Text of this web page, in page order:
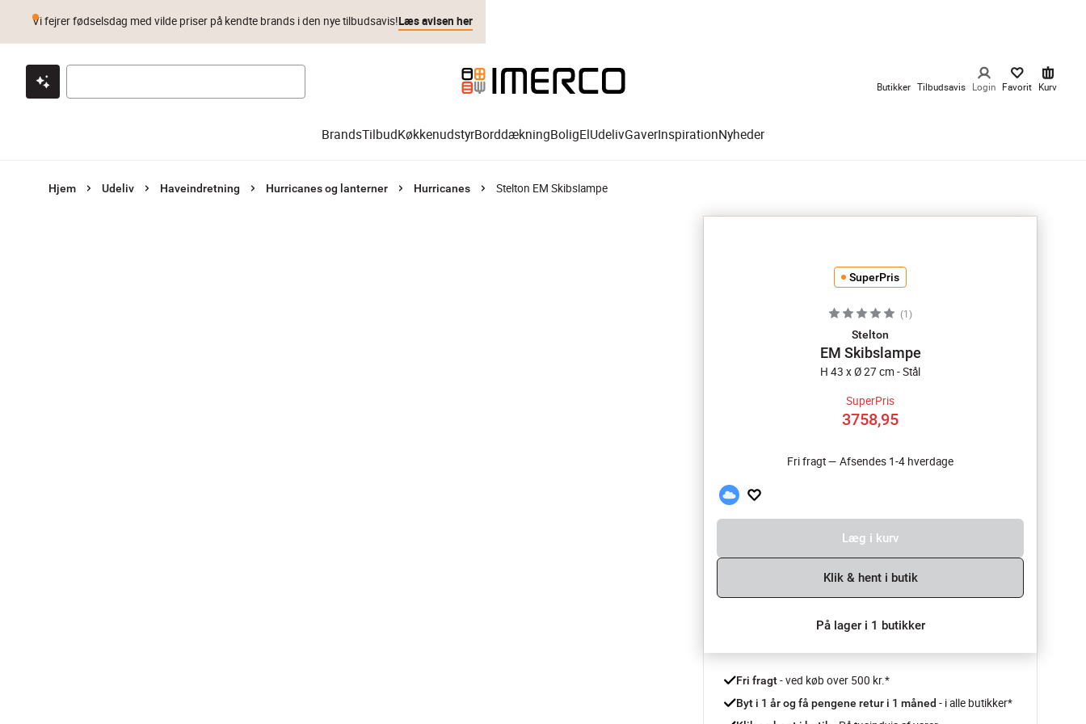
Klik & hent Byt i 1 år Prismatch
Vi fejrer fødselsdag med vilde priser på kendte brands i den nye tilbudsavis!Læs avisen her
Butikker Tilbudsavis Login Favorit Kurv
BrandsTilbudKøkkenudstyrBorddækningBoligElUdelivGaverInspirationNyheder
Hjem Udeliv Haveindretning Hurricanes og lanterner Hurricanes Stelton EM Skibslampe
SuperPris
(1 )
Stelton
EM Skibslampe
H 43 x Ø 27 cm - Stål
SuperPris
3758,95
Fri fragt — Afsendes 1-4 hverdage
Læg i kurv
Klik & hent i butik
På lager i 1 butikker
Fri fragt - ved køb over 500 kr.*
Byt i 1 år og få pengene retur i 1 måned - i alle butikker*